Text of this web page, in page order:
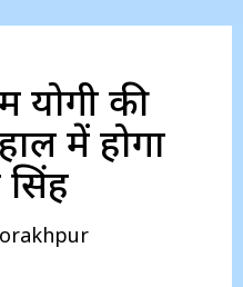
योगी की
में होगा
सिंह